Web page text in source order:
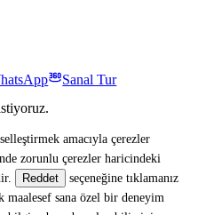
Sanal Tur
amacıyla çerezler
zorunlu çerezler haricindeki
Reddet
seçeneğine tıklamanız
sana özel bir deneyim